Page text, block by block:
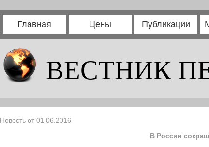
Главная Цены Публикации
ВЕСТНИК
Новость от 01.06.2016
В России